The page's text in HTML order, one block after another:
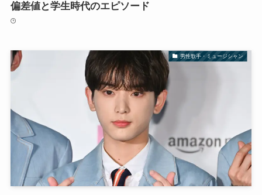
偏差値と学生時代のエピソード
男性歌手・ミュージシャン